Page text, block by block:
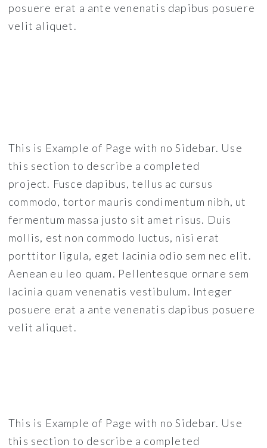
posuere erat a ante venenatis dapibus posuere
velit aliquet.
This is Example of Page with no Sidebar. Use
this section to describe a completed
project. Fusce dapibus, tellus ac cursus
commodo, tortor mauris condimentum nibh, ut
fermentum massa justo sit amet risus. Duis
mollis, est non commodo luctus, nisi erat
porttitor ligula, eget lacinia odio sem nec elit.
Aenean eu leo quam. Pellentesque ornare sem
lacinia quam venenatis vestibulum. Integer
posuere erat a ante venenatis dapibus posuere
velit aliquet.
This is Example of Page with no Sidebar. Use
this section to describe a completed